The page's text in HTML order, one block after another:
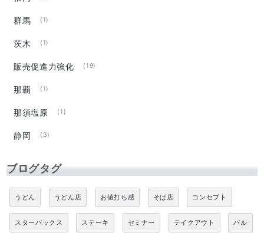
群馬 (1)
茨木 (1)
販売促進力強化 (19)
那覇 (1)
那須塩原 (1)
静岡 (3)
ブログタグ
うどん うどん店 お値打ち感 そば店 コンセプト
スターバックス ステーキ セミナー テイクアウト バル